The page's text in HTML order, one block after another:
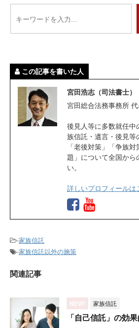
この記事を書いた人
宮田浩志（司法書士）
宮田総合法務事務所
後見人等に多数就任中
族信託・遺言・後見等
「老後対策」「争族
題」について全国か
い。
詳しいプロフィールは
-家族信託
-家族信託以外の施策
関連記事
NEW! 家族信託
「自己信託」の効